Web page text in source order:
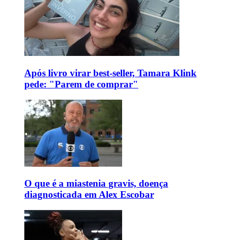
Após livro virar best-seller, Tamara Klink
pede: "Parem de comprar"
O que é a miastenia gravis, doença
diagnosticada em Alex Escobar